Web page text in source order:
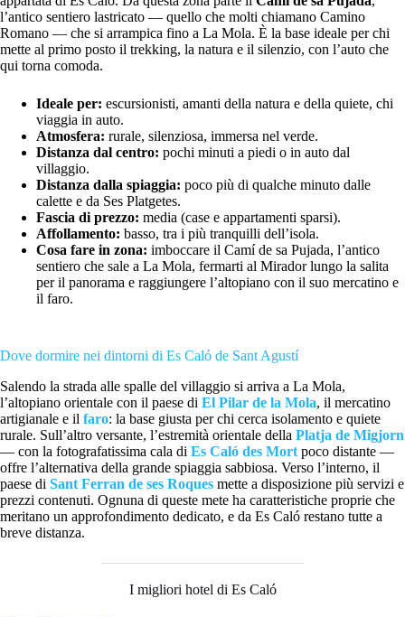
l’antico sentiero lastricato — quello che molti chiamano Camino
Romano — che si arrampica fino a La Mola. È la base ideale per chi
mette al primo posto il trekking, la natura e il silenzio, con l’auto che
qui torna comoda.
Ideale per: escursionisti, amanti della natura e della quiete, chi
viaggia in auto.
Atmosfera: rurale, silenziosa, immersa nel verde.
Distanza dal centro: pochi minuti a piedi o in auto dal
villaggio.
Distanza dalla spiaggia: poco più di qualche minuto dalle
calette e da Ses Platgetes.
Fascia di prezzo: media (case e appartamenti sparsi).
Affollamento: basso, tra i più tranquilli dell’isola.
Cosa fare in zona: imboccare il Camí de sa Pujada, l’antico
sentiero che sale a La Mola, fermarti al Mirador lungo la salita
per il panorama e raggiungere l’altopiano con il suo mercatino e
il faro.
Dove dormire nei dintorni di Es Caló de Sant Agustí
Salendo la strada alle spalle del villaggio si arriva a La Mola,
l’altopiano orientale con il paese di El Pilar de la Mola, il mercatino
artigianale e il faro: la base giusta per chi cerca isolamento e quiete
rurale. Sull’altro versante, l’estremità orientale della Platja de Migjorn
— con la fotografatissima cala di Es Caló des Mort poco distante —
offre l’alternativa della grande spiaggia sabbiosa. Verso l’interno, il
paese di Sant Ferran de ses Roques mette a disposizione più servizi e
prezzi contenuti. Ognuna di queste mete ha caratteristiche proprie che
meritano un approfondimento dedicato, e da Es Caló restano tutte a
breve distanza.
I migliori hotel di Es Caló